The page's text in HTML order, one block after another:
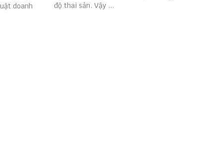
doanh
độ thai sản. Vậy ...